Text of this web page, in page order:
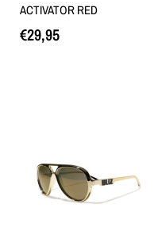
ACTIVATOR RED
€29,95